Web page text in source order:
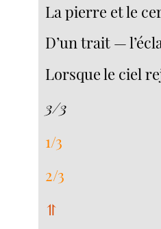
La pierre et le
D’un trait —
Lorsque le ciel
3/3
1/3
2/3
⥣